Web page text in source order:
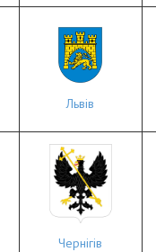
Львів
Чернігів